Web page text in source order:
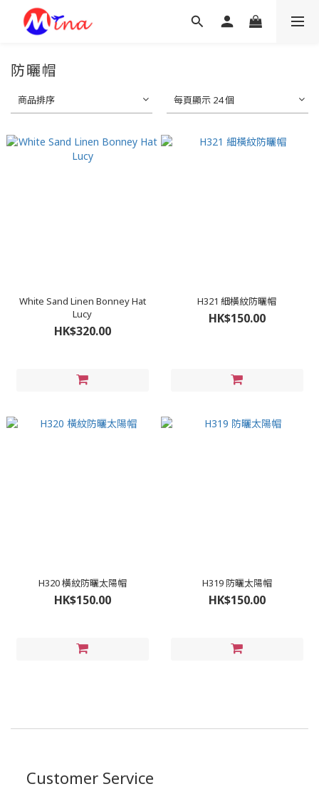
防曬帽
商品排序 每頁顯示 24 個
White Sand Linen Bonney Hat
Lucy
HK$320.00
H321 細橫紋防曬帽
HK$150.00
H320 橫紋防曬太陽帽
HK$150.00
H319 防曬太陽帽
HK$150.00
Customer Service